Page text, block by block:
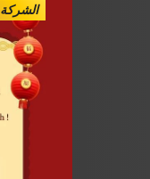
الشركة